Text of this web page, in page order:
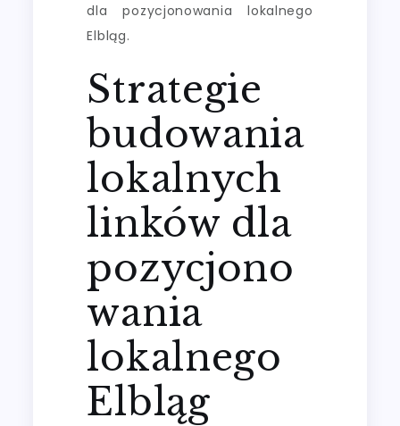
dla pozycjonowania lokalnego
Elbląg.
Strategie
budowania
lokalnych
linków dla
pozycjono
wania
lokalnego
Elbląg